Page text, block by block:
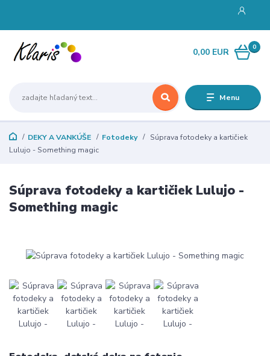
Menu
0
0,00 EUR
DEKY A VANKÚŠE Fotodeky
Súprava fotodeky a kartičiek
Lulujo - Something magic
Súprava fotodeky a kartičiek Lulujo -
Something magic